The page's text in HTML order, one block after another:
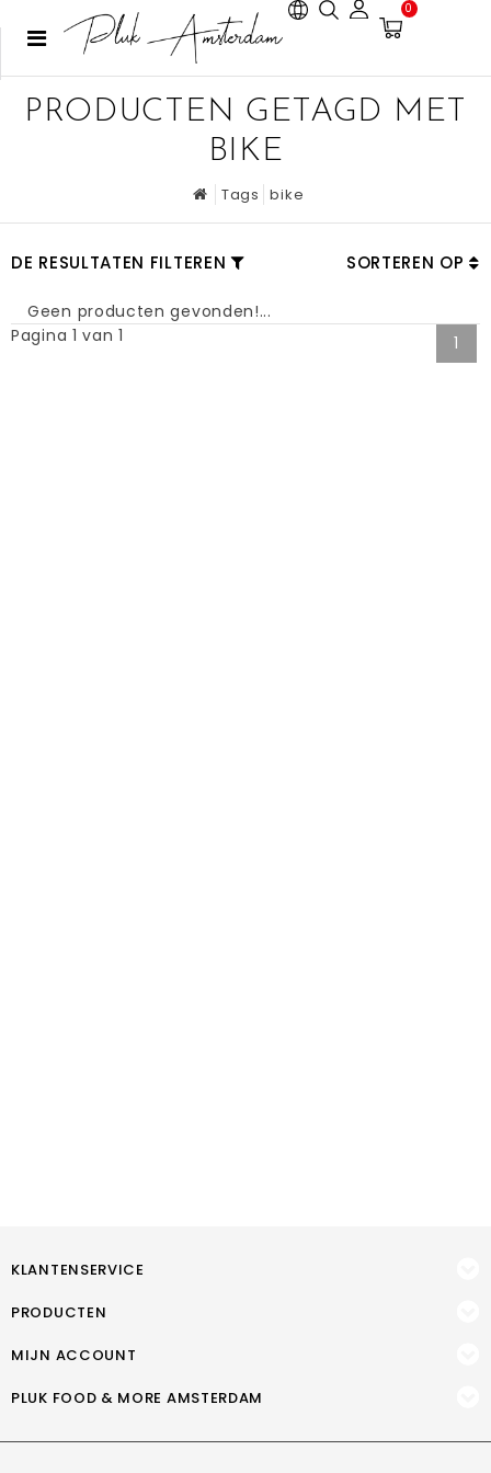
0
PRODUCTEN GETAGD MET
BIKE
Tags bike
DE RESULTATEN FILTEREN SORTEREN OP
Geen producten gevonden!...
Pagina 1 van 1
1
KLANTENSERVICE
PRODUCTEN
MIJN ACCOUNT
PLUK FOOD & MORE AMSTERDAM